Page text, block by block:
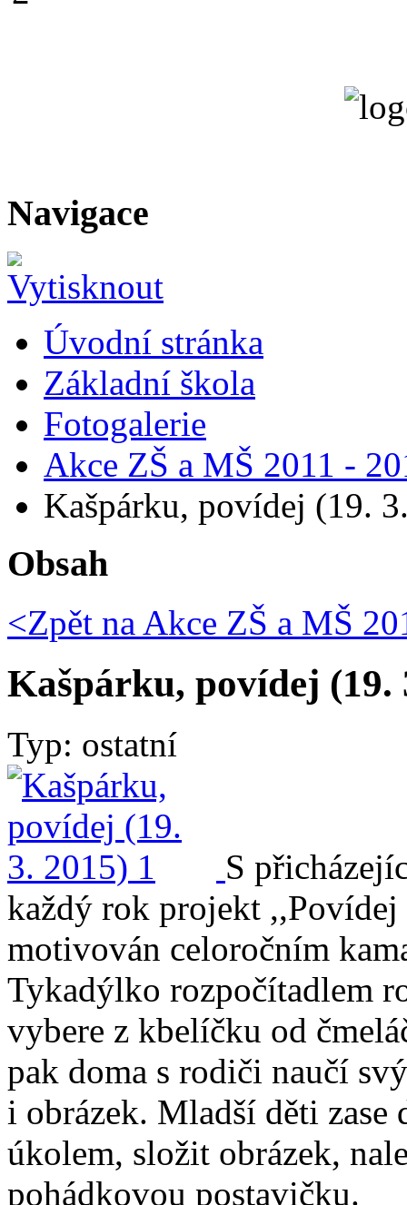
Navigace
Úvodní stránka
Základní škola
Fotogalerie
Akce ZŠ a MŠ 2011 -
Kašpárku, povídej (19.
Obsah
<Zpět na Akce ZŠ a MŠ
Kašpárku, povídej (19.
Typ: ostatní
S
každý rok projekt ,,Povídej
motivován celoročním
Tykadýlko rozpočítadlem
vybere z kbelíčku od
pak doma s rodiči naučí
i obrázek. Mladší děti zase
úkolem, složit obrázek,
pohádkovou postavičku.